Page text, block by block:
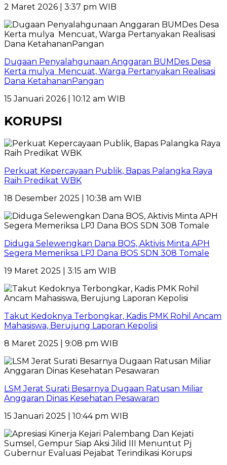
2 Maret 2026 | 3:37 pm WIB
Dugaan Penyalahgunaan Anggaran BUMDes Desa
Kerta mulya Mencuat, Warga Pertanyakan Realisasi
Dana KetahananPangan
15 Januari 2026 | 10:12 am WIB
KORUPSI
Perkuat Kepercayaan Publik, Bapas Palangka Raya
Raih Predikat WBK
18 Desember 2025 | 10:38 am WIB
Diduga Selewengkan Dana BOS, Aktivis Minta APH
Segera Memeriksa LPJ Dana BOS SDN 308 Tomale
19 Maret 2025 | 3:15 am WIB
Takut Kedoknya Terbongkar, Kadis PMK Rohil Ancam
Mahasiswa, Berujung Laporan Kepolisi
8 Maret 2025 | 9:08 pm WIB
LSM Jerat Surati Besarnya Dugaan Ratusan Miliar
Anggaran Dinas Kesehatan Pesawaran
15 Januari 2025 | 10:44 pm WIB